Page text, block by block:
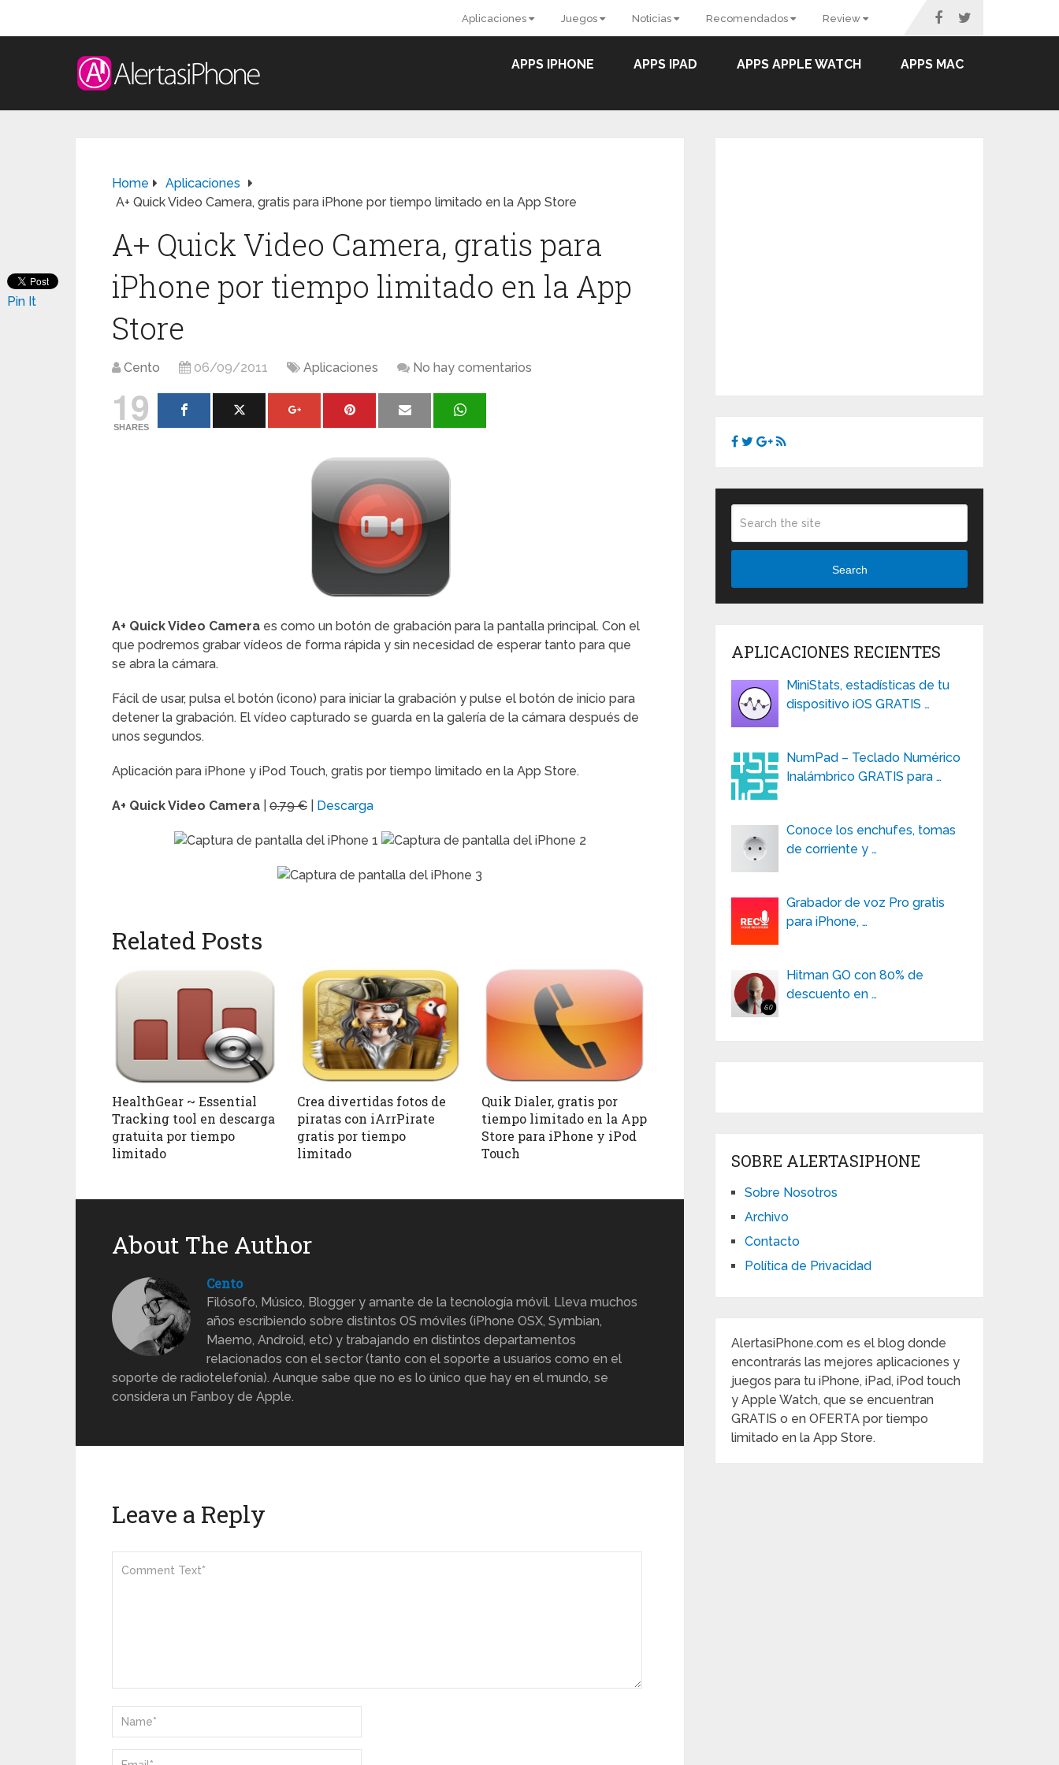
Aplicaciones Juegos Noticias Recomendados Review
APPS IPHONE APPS IPAD APPS APPLE WATCH APPS MAC
Home
Aplicaciones
A+ Quick Video Camera, gratis para iPhone por tiempo limitado en la App Store
A+ Quick Video Camera, gratis para
iPhone por tiempo limitado en la App
Store
Cento 06/09/2011 Aplicaciones No hay comentarios
19
SHARES
A+ Quick Video Camera es como un botón de grabación para la pantalla principal. Con el
que podremos grabar vídeos de forma rápida y sin necesidad de esperar tanto para que
se abra la cámara.
Fácil de usar, pulsa el botón (icono) para iniciar la grabación y pulse el botón de inicio para
detener la grabación. El vídeo capturado se guarda en la galería de la cámara después de
unos segundos.
Aplicación para iPhone y iPod Touch, gratis por tiempo limitado en la App Store.
A+ Quick Video Camera 0.79 € Descarga
Pin It
Related Posts
HealthGear ~ Essential
Tracking tool en descarga
gratuita por tiempo
limitado
Crea divertidas fotos de
piratas con iArrPirate
gratis por tiempo
limitado
Quik Dialer, gratis por
tiempo limitado en la App
Store para iPhone y iPod
Touch
About The Author
Cento
Filósofo, Músico, Blogger y amante de la tecnología móvil. Lleva muchos
años escribiendo sobre distintos OS móviles (iPhone OSX, Symbian,
Maemo, Android, etc) y trabajando en distintos departamentos
relacionados con el sector (tanto con el soporte a usuarios como en el
soporte de radiotelefonía). Aunque sabe que no es lo único que hay en el mundo, se
considera un Fanboy de Apple.
Leave a Reply
Search
APLICACIONES RECIENTES
MiniStats, estadísticas de tu
dispositivo iOS GRATIS …
NumPad – Teclado Numérico
Inalámbrico GRATIS para …
Conoce los enchufes, tomas
de corriente y …
Grabador de voz Pro gratis
para iPhone, …
Hitman GO con 80% de
descuento en …
SOBRE ALERTASIPHONE
Sobre Nosotros
Archivo
Contacto
Política de Privacidad
AlertasiPhone.com es el blog donde
encontrarás las mejores aplicaciones y
juegos para tu iPhone, iPad, iPod touch
y Apple Watch, que se encuentran
GRATIS o en OFERTA por tiempo
limitado en la App Store.